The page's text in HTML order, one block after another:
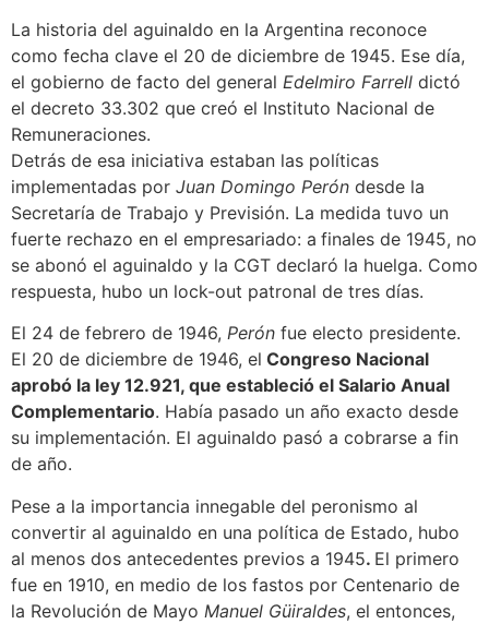
La historia del aguinaldo en la Argentina reconoce
como fecha clave el 20 de diciembre de 1945. Ese día,
el gobierno de facto del general Edelmiro Farrell dictó
el decreto 33.302 que creó el Instituto Nacional de
Remuneraciones.
Detrás de esa iniciativa estaban las políticas
implementadas por Juan Domingo Perón desde la
Secretaría de Trabajo y Previsión. La medida tuvo un
fuerte rechazo en el empresariado: a finales de 1945, no
se abonó el aguinaldo y la CGT declaró la huelga. Como
respuesta, hubo un lock-out patronal de tres días.
El 24 de febrero de 1946, Perón fue electo presidente.
El 20 de diciembre de 1946, el Congreso Nacional
aprobó la ley 12.921, que estableció el Salario Anual
Complementario. Había pasado un año exacto desde
su implementación. El aguinaldo pasó a cobrarse a fin
de año.
Pese a la importancia innegable del peronismo al
convertir al aguinaldo en una política de Estado, hubo
al menos dos antecedentes previos a 1945. El primero
fue en 1910, en medio de los fastos por Centenario de
la Revolución de Mayo Manuel Güiraldes, el entonces,